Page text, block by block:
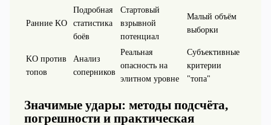
Ранние KO
Подробная
статистика
боёв
Стартовый
взрывной
потенциал
Малый объём
выборки
KO против
топов
Анализ
соперников
Реальная
опасность на
элитном уровне
Субъективные
критерии
"топа"
Значимые удары: методы подсчёта,
погрешности и практическая